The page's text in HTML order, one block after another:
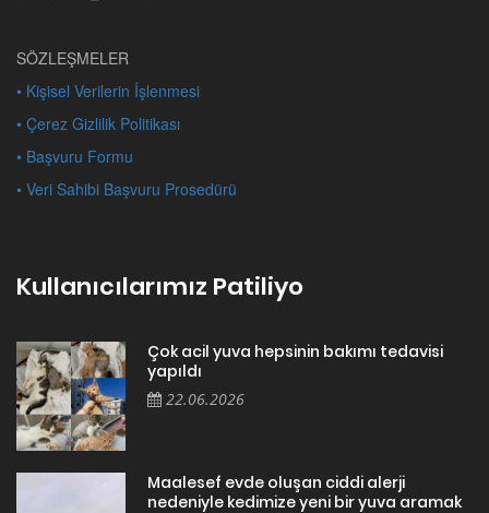
SÖZLEŞMELER
• Kişisel Verilerin İşlenmesi
• Çerez Gizlilik Politikası
• Başvuru Formu
• Veri Sahibi Başvuru Prosedürü
Kullanıcılarımız Patiliyo
Çok acil yuva hepsinin bakımı tedavisi
yapıldı
22.06.2026
Maalesef evde oluşan ciddi alerji
nedeniyle kedimize yeni bir yuva aramak